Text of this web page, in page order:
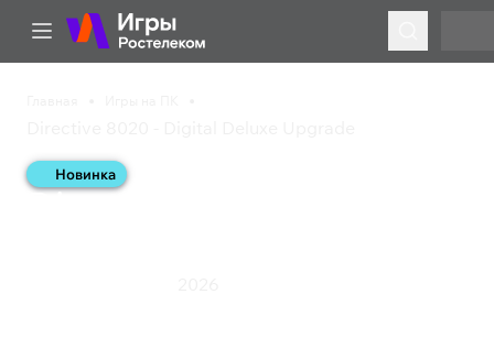
Новинка
Directive 8020 - Digital